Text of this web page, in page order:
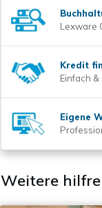
Lexware
Kredit
Einfach
Eigene
Weitere